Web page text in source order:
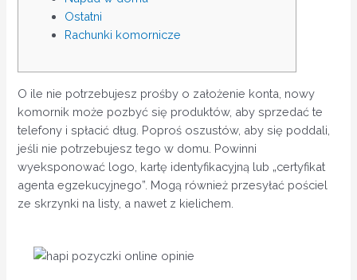
Ostatni
Rachunki komornicze
O ile nie potrzebujesz prośby o założenie konta, nowy
komornik może pozbyć się produktów, aby sprzedać te
telefony i spłacić dług. Poproś oszustów, aby się poddali,
jeśli nie potrzebujesz tego w domu. Powinni
wyeksponować logo, kartę identyfikacyjną lub „certyfikat
agenta egzekucyjnego”. Mogą również przesyłać pościel
ze skrzynki na listy, a nawet z kielichem.